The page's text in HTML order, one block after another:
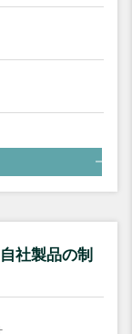
社製品の制